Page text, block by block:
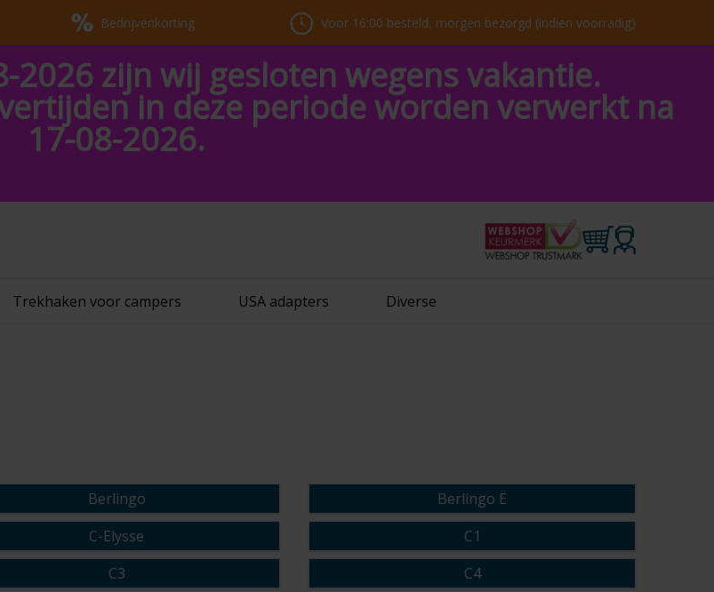
Bedrijvenkorting Voor 16:00 besteld, morgen bezorgd (indien voorradig)
2026 zijn wij gesloten wegens vakantie.
in deze periode worden verwerkt na
17-08-2026.
Trekhaken voor campers USA adapters Diverse
Berlingo
Berlingo Ë
C-Elysse
C1
C3
C4